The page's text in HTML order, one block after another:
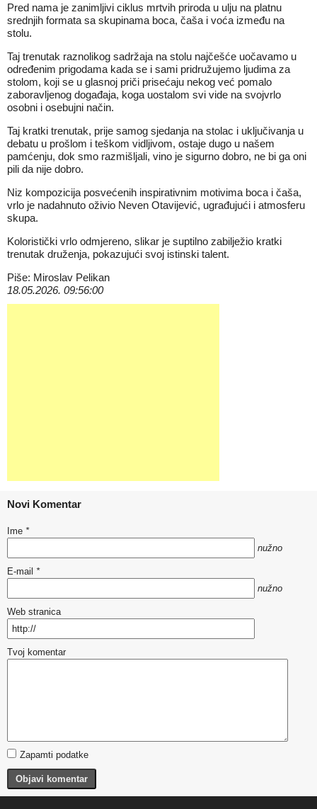
Pred nama je zanimljivi ciklus mrtvih priroda u ulju na platnu
srednjih formata sa skupinama boca, čaša i voća između na
stolu.
Taj trenutak raznolikog sadržaja na stolu najčešće uočavamo u
određenim prigodama kada se i sami pridružujemo ljudima za
stolom, koji se u glasnoj priči prisećaju nekog već pomalo
zaboravljenog događaja, koga uostalom svi vide na svojvrlo
osobni i osebujni način.
Taj kratki trenutak, prije samog sjedanja na stolac i uključivanja u
debatu u prošlom i teškom vidljivom, ostaje dugo u našem
pamćenju, dok smo razmišljali, vino je sigurno dobro, ne bi ga oni
pili da nije dobro.
Niz kompozicija posvećenih inspirativnim motivima boca i čaša,
vrlo je nadahnuto oživio Neven Otavijević, ugrađujući i atmosferu
skupa.
Koloristički vrlo odmjereno, slikar je suptilno zabilježio kratki
trenutak druženja, pokazujući svoj istinski talent.
Piše: Miroslav Pelikan
18.05.2026. 09:56:00
Novi Komentar
Ime *
nužno
E-mail *
nužno
Web stranica
Tvoj komentar
Zapamti podatke
Objavi komentar